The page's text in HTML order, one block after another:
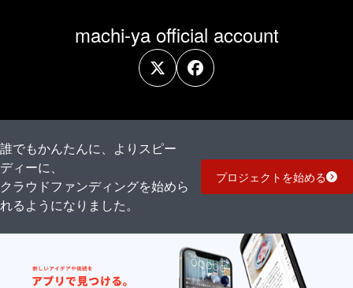
も極限の集中力を要しま
す。ここが少しでもズレる
と、カードを入れたときに
くなってしまうからです。
③ 緻密に重なる縫製の数々
コインポケットのファス
ナーやディバイダー（仕切
り）、そしてフラップタイ
プであれば「2段×蓋と本
体」の接合など、とにかく
縫製箇所が多く複雑です。
https://solahanpu.com/produ
cts/tenuis-flapご一読いただ
きありがとうございます。
しましょう！SOLAHANPU
トな質感ですが、使用とと
もに徐々に艶が出てきま
す。薄いコンパクト財布
ており、ミニマリスト財布
やミニマル財布を検討して
いる方に適しています。
キャッシュレス中心の方は
収納しつつ厚みを抑えたい
machi-ya official account
誰でもかんたんに、よりスピー
ディーに、
クラウドファンディングを始めら
れるようになりました。
プロジェクトを始める